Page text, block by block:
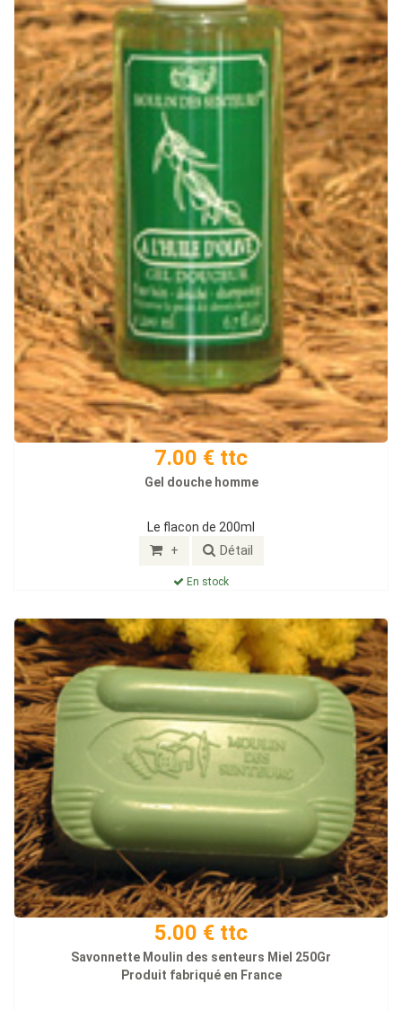
7.00 € ttc
Gel douche homme
Le flacon de 200ml
+ Détail
En stock
5.00 € ttc
Savonnette Moulin des senteurs Miel 250Gr
Produit fabriqué en France